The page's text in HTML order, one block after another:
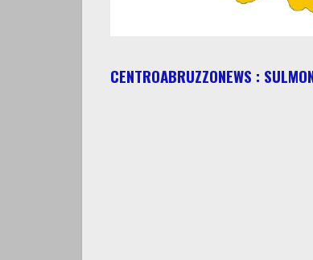
CENTROABRUZZONEWS :